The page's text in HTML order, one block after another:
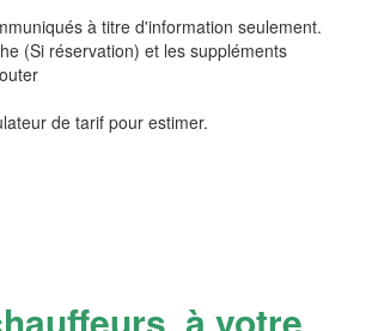
à titre d'information seulement.
(Si réservation) et les suppléments
de tarif pour estimer.